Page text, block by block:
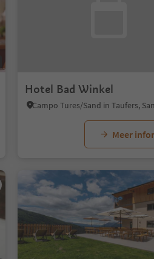
Hotel Bad Winkel
Meer